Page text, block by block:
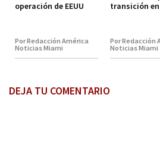
operación de EEUU
Por Redacción América
Noticias Miami
transición en
Por Redacción
Noticias Miami
DEJA TU COMENTARIO